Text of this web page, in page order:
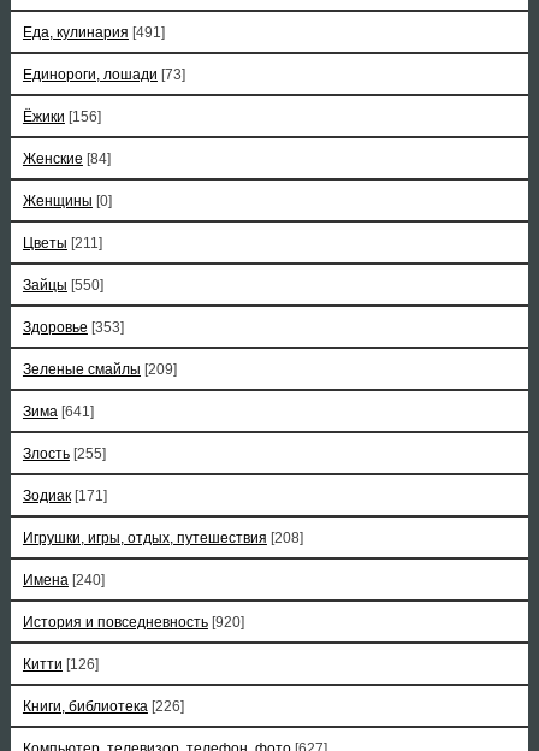
Еда, кулинария [491]
Единороги, лошади [73]
Ёжики [156]
Женские [84]
Женщины [0]
Цветы [211]
Зайцы [550]
Здоровье [353]
Зеленые смайлы [209]
Зима [641]
Злость [255]
Зодиак [171]
Игрушки, игры, отдых, путешествия [208]
Имена [240]
История и повседневность [920]
Китти [126]
Книги, библиотека [226]